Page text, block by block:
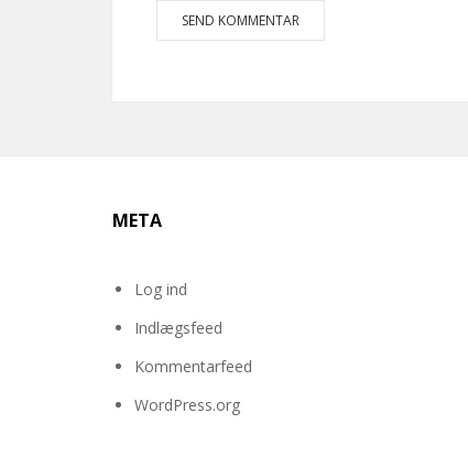
META
Log ind
Indlægsfeed
Kommentarfeed
WordPress.org